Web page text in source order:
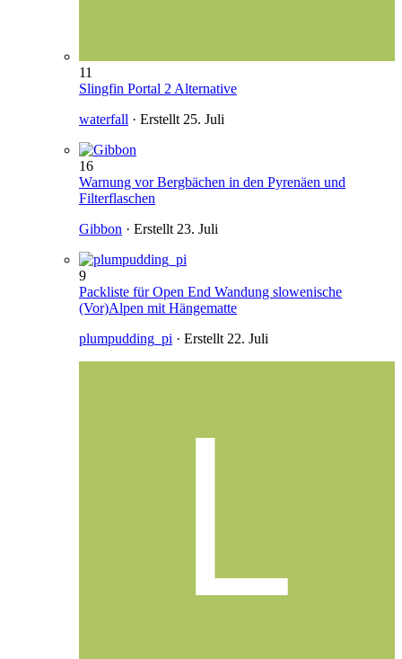
11
Slingfin Portal 2 Alternative
waterfall · Erstellt 25. Juli
16
Warnung vor Bergbächen in den Pyrenäen und
Filterflaschen
Gibbon · Erstellt 23. Juli
9
Packliste für Open End Wandung slowenische
(Vor)Alpen mit Hängematte
plumpudding_pi · Erstellt 22. Juli